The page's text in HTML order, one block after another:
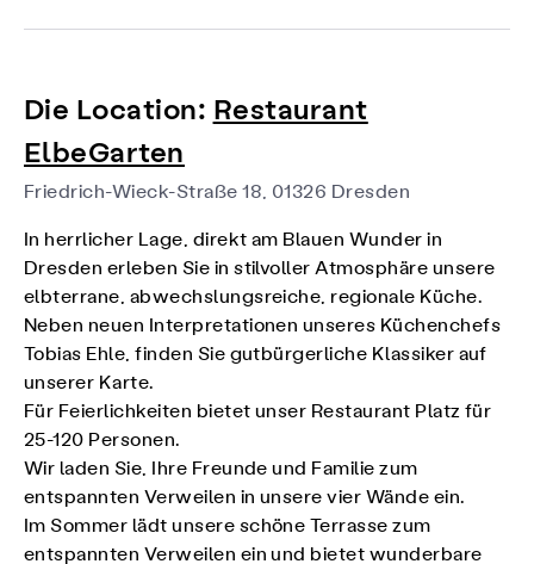
Die Location: Restaurant
ElbeGarten
Friedrich-Wieck-Straße 18, 01326 Dresden
In herrlicher Lage, direkt am Blauen Wunder in
Dresden erleben Sie in stilvoller Atmosphäre unsere
elbterrane, abwechslungsreiche, regionale Küche.
Neben neuen Interpretationen unseres Küchenchefs
Tobias Ehle, finden Sie gutbürgerliche Klassiker auf
unserer Karte.
Für Feierlichkeiten bietet unser Restaurant Platz für
25-120 Personen.
Wir laden Sie, Ihre Freunde und Familie zum
entspannten Verweilen in unsere vier Wände ein.
Im Sommer lädt unsere schöne Terrasse zum
entspannten Verweilen ein und bietet wunderbare